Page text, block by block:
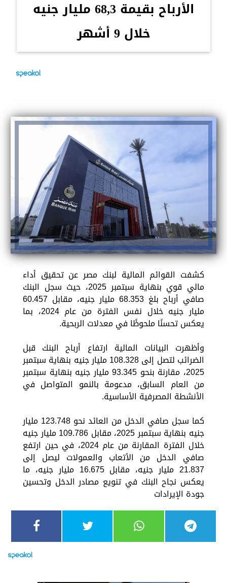
الأرباح بقيمة 68,3 مليار جنيه
خلال 9 أشهر
كشفت القوائم المالية لبنك مصر عن تحقيق أداء
مالي قوي بنهاية سبتمبر 2025، حيث سجل البنك
صافي أرباح بلغ 68.353 مليار جنيه، مقابل 60.457
مليار جنيه خلال نفس الفترة من عام 2024، بما
يعكس تحسنًا ملحوظًا في معدلات الربحية.
وأظهرت البيانات المالية ارتفاع أرباح البنك قبل
الضرائب لتصل إلى 108.328 مليار جنيه بنهاية سبتمبر
2025، مقارنة بنحو 93.345 مليار جنيه بنهاية سبتمبر
من العام السابق، مدعومة بالنمو المتواصل في
الأنشطة المصرفية الأساسية.
كما سجل صافي الدخل من العائد نحو 123.748 مليار
جنيه بنهاية سبتمبر 2025، مقابل 109.786 مليار جنيه
خلال الفترة المقارنة من عام 2024، في حين ارتفع
صافي الدخل من الأتعاب والعمولات ليصل إلى
21.837 مليار جنيه، مقابل 16.675 مليار جنيه، ما
يعكس نجاح البنك في تنويع مصادر الدخل وتحسين
جودة الإيرادات